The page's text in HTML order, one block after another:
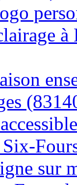
sur